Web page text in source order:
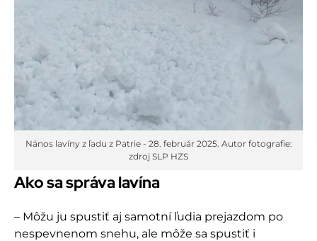
Nános lavíny z ľadu z Patrie - 28. február 2025. Autor fotografie:
zdroj SLP HZS
Ako sa správa lavína
– Môžu ju spustiť aj samotní ľudia prejazdom po
nespevnenom snehu, ale môže sa spustiť i